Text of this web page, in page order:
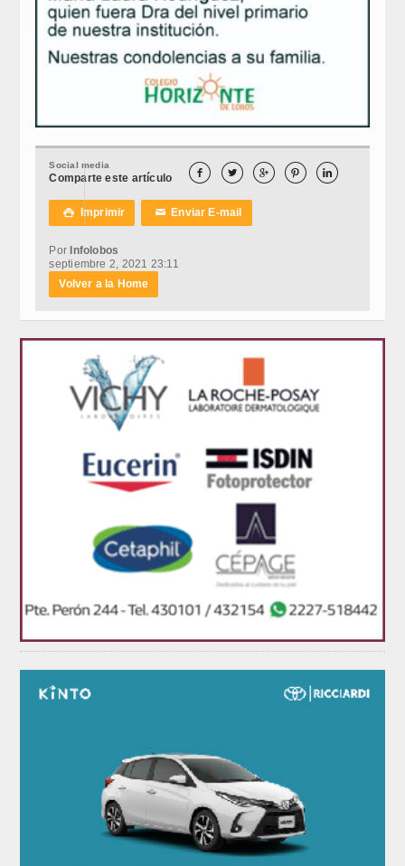
Social media
Comparte este artículo     
 Imprimir ✉Enviar E-mail
Por Infolobos
septiembre 2, 2021 23:11
Volver a la Home